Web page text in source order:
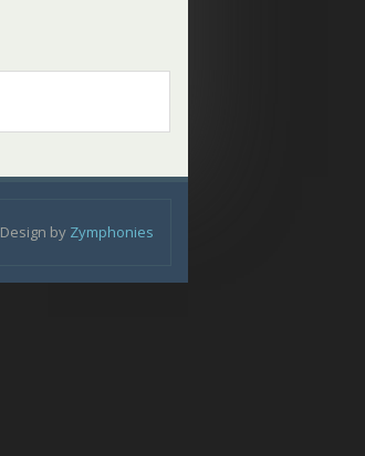
Design by Zymphonies